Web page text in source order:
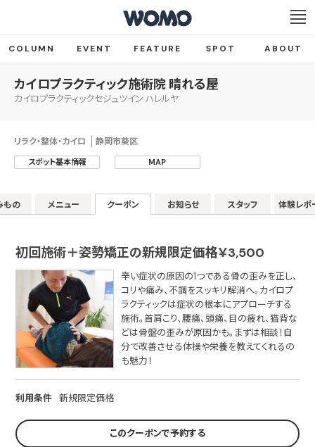
COLUMN EVENT FEATURE SPOT ABOUT
カイロプラクティック施術院 晴れる屋
カイロプラクティックセジュツイン ハレルヤ
リラク・整体・カイロ 静岡市葵区
スポット基本情報 MAP
もの メニュー クーポン お知らせ スタッフ 体験レポ
初回施術＋姿勢矯正の新規限定価格￥3,500
辛い症状の原因の1つである骨の歪みを正し、
コリや痛み、不調をスッキリ解消へ。カイロプ
ラクティックは症状の根本にアプローチする
施術。首肩こり、腰痛、頭痛、目の疲れ、猫背な
どは骨盤の歪みが原因かも。まずは相談！自
分で改善させる体操や栄養を教えてくれるの
も魅力！
利用条件 新規限定価格
このクーポンで予約する